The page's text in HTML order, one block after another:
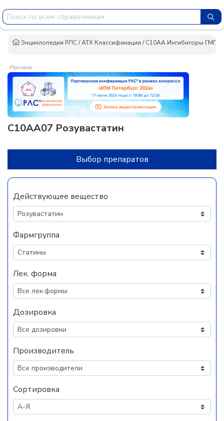
Энциклопедия РЛС/АТХ Классификация /C10AA Ингибиторы ГМГ-
Реклама
C10AA07 Розувастатин
Выбор препаратов
Действующее вещество
Фармгруппа
Лек. форма
Дозировка
Производитель
Сортировка